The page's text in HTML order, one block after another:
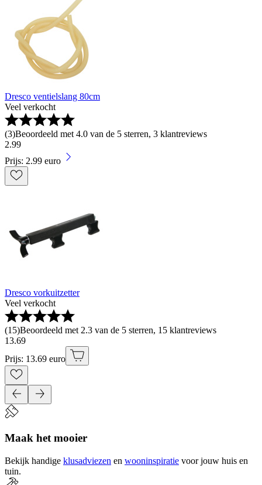
Dresco ventielslang 80cm
Veel verkocht
(3)Beoordeeld met 4.0 van de 5 sterren, 3 klantreviews
2.99
Prijs: 2.99 euro
Dresco vorkuitzetter
Veel verkocht
(15)Beoordeeld met 2.3 van de 5 sterren, 15 klantreviews
13.69
Prijs: 13.69 euro
Maak het mooier
Bekijk handige klusadviezen en wooninspiratie voor jouw huis en
tuin.